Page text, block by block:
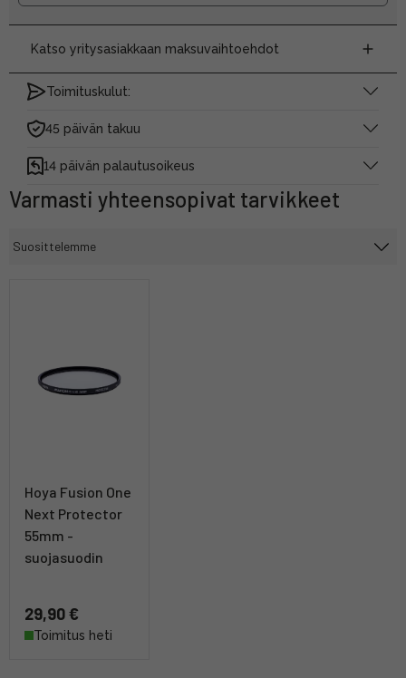
Katso yritysasiakkaan maksuvaihtoehdot
Toimituskulut:
45 päivän takuu
14 päivän palautusoikeus
Varmasti yhteensopivat tarvikkeet
Hoya Fusion One
Next Protector
55mm -
suojasuodin
29,90 €
Toimitus heti